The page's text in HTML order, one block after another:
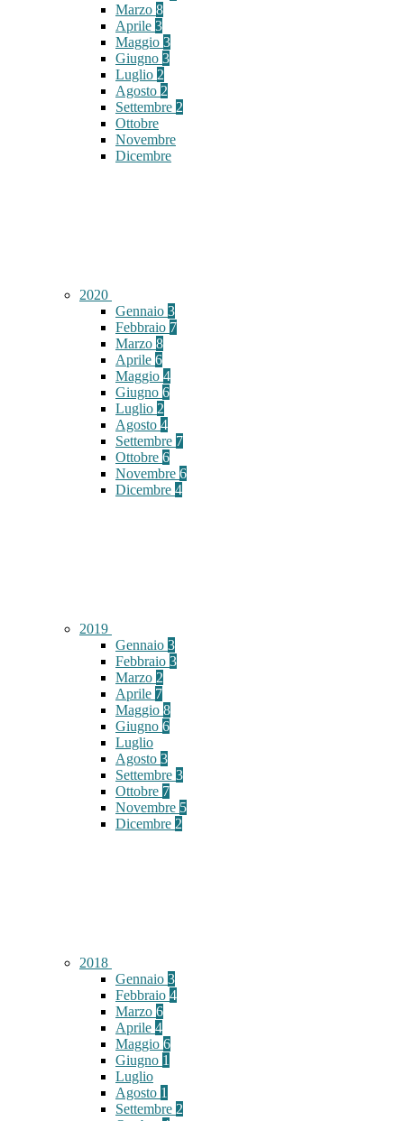
Marzo 8
Aprile 3
Maggio 3
Giugno 3
Luglio 2
Agosto 2
Settembre 2
Ottobre
Novembre
Dicembre
2020
Gennaio 3
Febbraio 7
Marzo 8
Aprile 6
Maggio 4
Giugno 6
Luglio 2
Agosto 4
Settembre 7
Ottobre 6
Novembre 6
Dicembre 4
2019
Gennaio 3
Febbraio 3
Marzo 2
Aprile 7
Maggio 8
Giugno 6
Luglio
Agosto 3
Settembre 3
Ottobre 7
Novembre 5
Dicembre 2
2018
Gennaio 3
Febbraio 4
Marzo 6
Aprile 4
Maggio 6
Giugno 1
Luglio
Agosto 1
Settembre 2